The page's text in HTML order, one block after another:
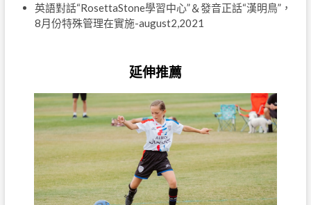
英語對話“RosettaStone學習中心”＆發音正話“漢明鳥”，
8月份特殊管理在實施-august2,2021
延伸推薦